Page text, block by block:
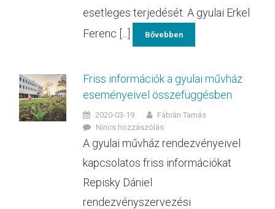
esetleges terjedését. A gyulai Erkel
Ferenc [...]
Bővebben
Friss információk a gyulai művház
eseményeivel összefüggésben
2020-03-19
Fábián Tamás
Nincs hozzászólás
A gyulai művház rendezvényeivel
kapcsolatos friss információkat
Repisky Dániel
rendezvényszervezési